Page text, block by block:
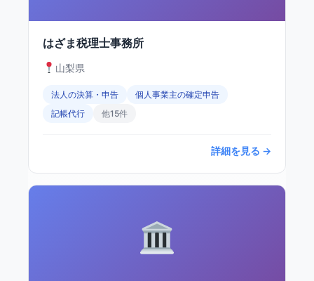
はざま税理士事務所
山梨県
法人の決算・申告
個人事業主の確定申告
記帳代行
他15件
詳細を見る →